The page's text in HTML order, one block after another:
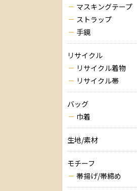
マスキングテープ
ストラップ
手鏡
リサイクル
リサイクル着物
リサイクル帯
バッグ
巾着
生地/素材
モチーフ
帯揚げ/帯締め